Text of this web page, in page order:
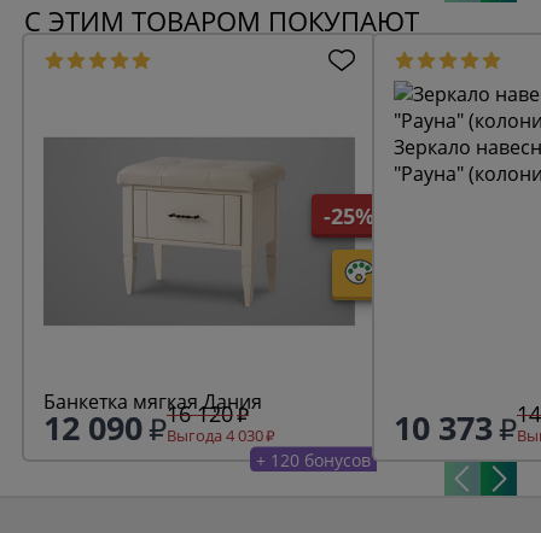
С ЭТИМ ТОВАРОМ ПОКУПАЮТ
-25%
Банкетка мягкая Дания
12 090 16 120
Выгода 4 030
+ 120 бонусов
Зеркало
"Рауна"
10 373